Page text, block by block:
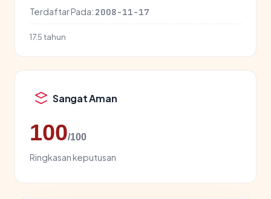
Terdaftar Pada: 2008-11-17
17.5 tahun
Sangat Aman
100/100
Ringkasan keputusan